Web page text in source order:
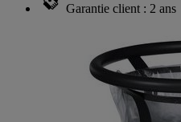
Garantie client : 2 ans